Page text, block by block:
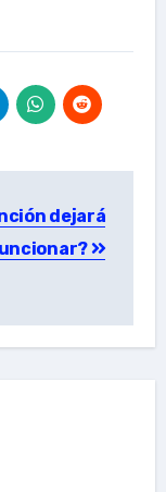
dejará